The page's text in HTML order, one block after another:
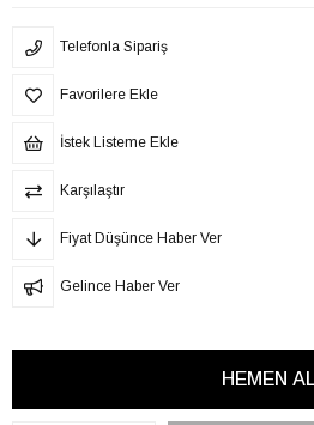
Telefonla Sipariş
Favorilere Ekle
İstek Listeme Ekle
Karşılaştır
Fiyat Düşünce Haber Ver
Gelince Haber Ver